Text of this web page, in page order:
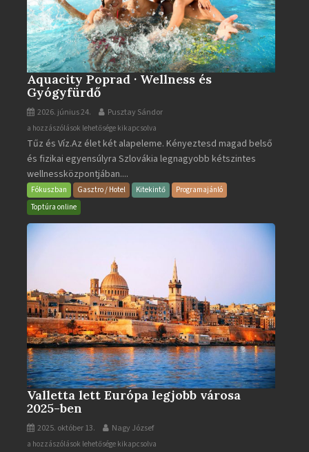
Aquacity Poprad · Wellness és
Gyógyfürdő
2026. június 24. Pusztay Sándor
Aquacity
Poprad
·
Wellness
és
Gyógyfürdő
a hozzászólások lehetősége kikapcsolva
Tűz és Víz.Az élet két alapeleme. Kényeztesd magad belső
és fizikai egyensúlyra Szlovákia legnagyobb kétszintes
wellnessközpontjában....
Fókuszban Gasztro / Hotel Kitekintő
Programajánló
Toptúra online
Valletta lett Európa legjobb városa
2025-ben
2025. október 13. Nagy József
Valletta
a hozzászólások lehetősége kikapcsolva